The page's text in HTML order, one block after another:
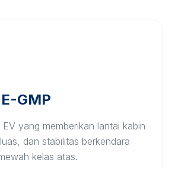
GMP
yang memberikan lantai kabin
dan stabilitas berkendara
kelas atas.